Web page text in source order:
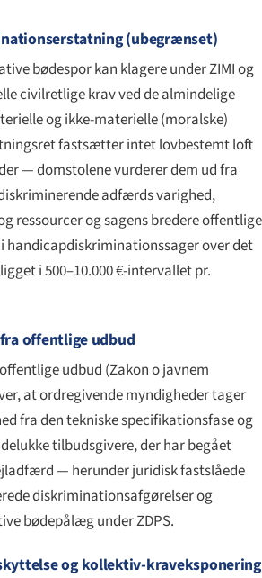
(ubegrænset)
bødespor kan klagere under ZIMI og
civilretlige krav ved de almindelige
og ikke-materielle (moralske)
fastsætter intet lovbestemt loft
— domstolene vurderer dem ud fra
adfærds varighed,
ressourcer og sagens bredere offentlige
handicapdiskriminationssager over det
i 500–10.000 €-intervallet pr.
offentlige udbud
udbud (Zakon o javnem
at ordregivende myndigheder tager
fra den tekniske specifikationsfase og
tilbudsgivere, der har begået
— herunder juridisk fastslåede
diskriminationsafgørelser og
bødepålæg under ZDPS.
og kollektiv-kraveksponering